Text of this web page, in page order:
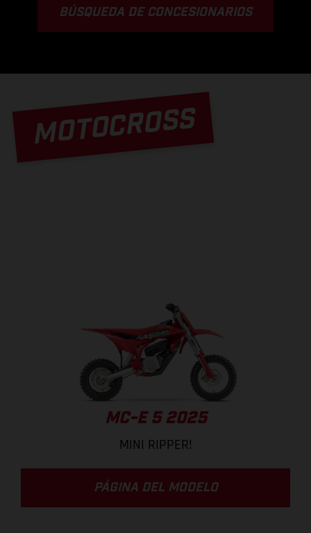
BÚSQUEDA DE CONCESIONARIOS
MOTOCROSS
MC-E 5 2025
MINI RIPPER!
PÁGINA DEL MODELO